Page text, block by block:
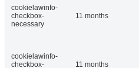
cookielawinfo-
checkbox-
necessary
11 months
cookielawinfo-
checkbox-
11 months